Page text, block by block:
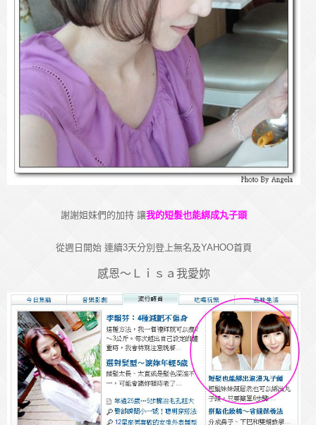
謝謝姐妹們的加持 讓我的短髮也能綁成丸子頭
從週日開始 連續3天分別登上無名及YAHOO首頁
感恩～Ｌｉｓａ我愛妳